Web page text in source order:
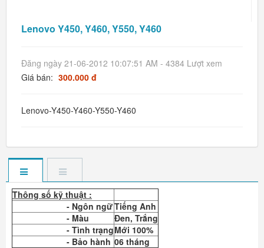
Lenovo Y450, Y460, Y550, Y460
Đăng ngày 21-06-2012 10:07:51 AM - 4384 Lượt xem
Giá bán: 300.000 đ
Lenovo-Y450-Y460-Y550-Y460
Thông số kỹ thuật :
- Ngôn ngữTiếng Anh
- Màu
Đen, Trắng
- Tình trạngMới 100%
- Bảo hành 06 tháng